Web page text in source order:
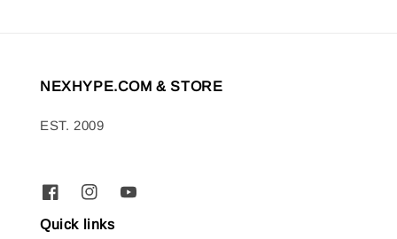
NEXHYPE.COM & STORE
EST. 2009
Quick links